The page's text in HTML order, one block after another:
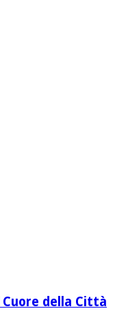
Cuore della Città